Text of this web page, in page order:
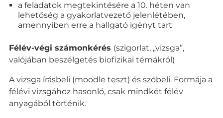
a feladatok megtekintésére a 10. héten van
lehetőség a gyakorlatvezető jelenlétében,
amennyiben erre a hallgató igényt tart
Félév-végi számonkérés (szigorlat, „vizsga”,
valójában beszélgetés biofizikai témákról)
A vizsga írásbeli (moodle teszt) és szóbeli. Formája a
félévi vizsgához hasonló, csak mindkét félév
anyagából történik.